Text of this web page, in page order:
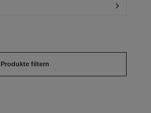
Produkte filtern